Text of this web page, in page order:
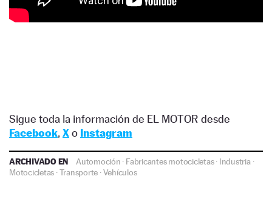
Sigue toda la información de EL MOTOR desde
Facebook, Xo Instagram
ARCHIVADO EN Automoción · Fabricantes motocicletas· Industria·
Motocicletas ·Transporte ·Vehículos